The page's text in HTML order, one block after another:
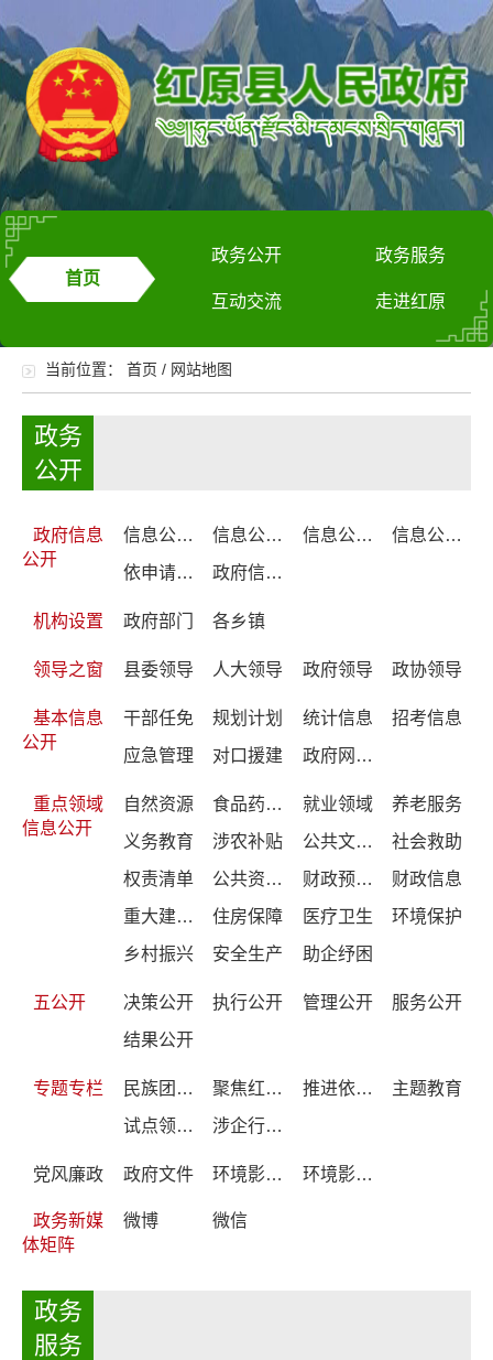
首页
政务公开 政务服务
互动交流 走进红原
当前位置： 首页 / 网站地图
政务
公开
政府信息
公开
信息公开制度 信息公开指南 信息公开年报
信息公开目录
依申请公开
政府信息主动公开基本目录
机构设置 政府部门 各乡镇
领导之窗 县委领导 人大领导 政府领导 政协领导
基本信息
公开
干部任免 规划计划 统计信息
招考信息
应急管理
对口援建 政府网站年度报表
重点领域
信息公开
自然资源 食品药品监管 就业领域
养老服务
义务教育
涉农补贴 公共文化服务
社会救助
权责清单
公共资源配置 财政预决算
财政信息
重大建设项目
住房保障 医疗卫生
环境保护
乡村振兴
安全生产 助企纾困
五公开 决策公开 执行公开 管理公开
服务公开
结果公开
专题专栏 民族团结进步创建 聚焦红原大草原夏季雅克音乐季 推进依法治县 建设法治红原
主题教育
试点领域基层政务公开标准目录编制
涉企行政检查公示专栏
党风廉政 政府文件 环境影响登记表备案系统公示 环境影响登记表备案系统
政务新媒
体矩阵
微博 微信
政务
服务